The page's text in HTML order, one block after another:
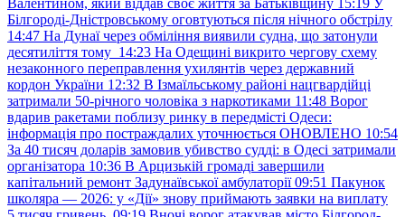
Валентином, який віддав своє життя за Батьківщину 15:19 У
Білгороді-Дністровському оговтуються після нічного обстрілу
14:47 На Дунаї через обміління виявили судна, що затонули
десятиліття тому 14:23 На Одещині викрито чергову схему
незаконного переправлення ухилянтів через державний
кордон України 12:32 В Ізмаїльському районі нацгвардійці
затримали 50-річного чоловіка з наркотиками 11:48 Ворог
вдарив ракетами поблизу ринку в передмісті Одеси:
інформація про постраждалих уточнюється ОНОВЛЕНО 10:54
За 40 тисяч доларів замовив убивство судді: в Одесі затримали
організатора 10:36 В Арцизькій громаді завершили
капітальний ремонт Задунаївської амбулаторії 09:51 Пакунок
школяра — 2026: у «Дії» знову приймають заявки на виплату